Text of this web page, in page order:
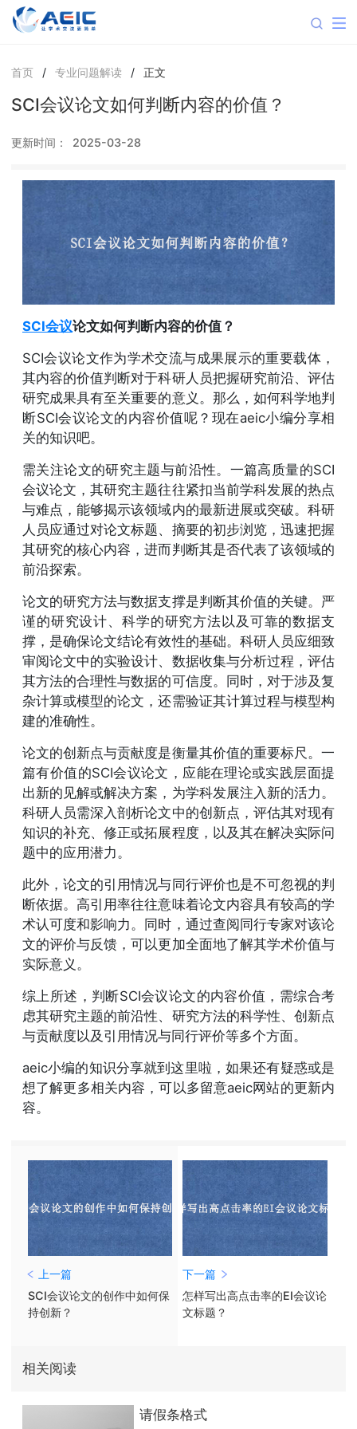
首页 / 专业问题解读 / 正文
SCI会议论文如何判断内容的价值？
更新时间： 2025-03-28
SCI会议论文如何判断内容的价值？
SCI会议论文作为学术交流与成果展示的重要载体，
其内容的价值判断对于科研人员把握研究前沿、评估
研究成果具有至关重要的意义。那么，如何科学地判
断SCI会议论文的内容价值呢？现在aeic小编分享相
关的知识吧。
需关注论文的研究主题与前沿性。一篇高质量的SCI
会议论文，其研究主题往往紧扣当前学科发展的热点
与难点，能够揭示该领域内的最新进展或突破。科研
人员应通过对论文标题、摘要的初步浏览，迅速把握
其研究的核心内容，进而判断其是否代表了该领域的
前沿探索。
论文的研究方法与数据支撑是判断其价值的关键。严
谨的研究设计、科学的研究方法以及可靠的数据支
撑，是确保论文结论有效性的基础。科研人员应细致
审阅论文中的实验设计、数据收集与分析过程，评估
其方法的合理性与数据的可信度。同时，对于涉及复
杂计算或模型的论文，还需验证其计算过程与模型构
建的准确性。
论文的创新点与贡献度是衡量其价值的重要标尺。一
篇有价值的SCI会议论文，应能在理论或实践层面提
出新的见解或解决方案，为学科发展注入新的活力。
科研人员需深入剖析论文中的创新点，评估其对现有
知识的补充、修正或拓展程度，以及其在解决实际问
题中的应用潜力。
此外，论文的引用情况与同行评价也是不可忽视的判
断依据。高引用率往往意味着论文内容具有较高的学
术认可度和影响力。同时，通过查阅同行专家对该论
文的评价与反馈，可以更加全面地了解其学术价值与
实际意义。
综上所述，判断SCI会议论文的内容价值，需综合考
虑其研究主题的前沿性、研究方法的科学性、创新点
与贡献度以及引用情况与同行评价等多个方面。
aeic小编的知识分享就到这里啦，如果还有疑惑或是
想了解更多相关内容，可以多留意aeic网站的更新内
容。
上一篇
SCI会议论文的创作中如何保
持创新？
下一篇
怎样写出高点击率的EI会议论
文标题？
相关阅读
请假条格式